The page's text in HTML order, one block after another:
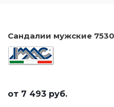
Сандалии мужские
от 7 493 руб.